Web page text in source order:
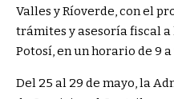
Valles y Ríoverde, con el
trámites y asesoría fiscal a
Potosí, en un horario de 9 a
Del 25 al 29 de mayo, la